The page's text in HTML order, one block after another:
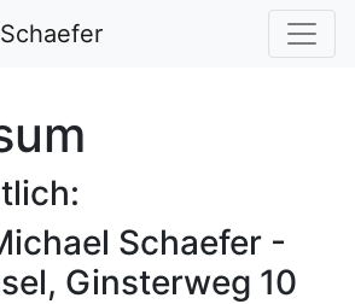
Schaefer -
Ginsterweg 10